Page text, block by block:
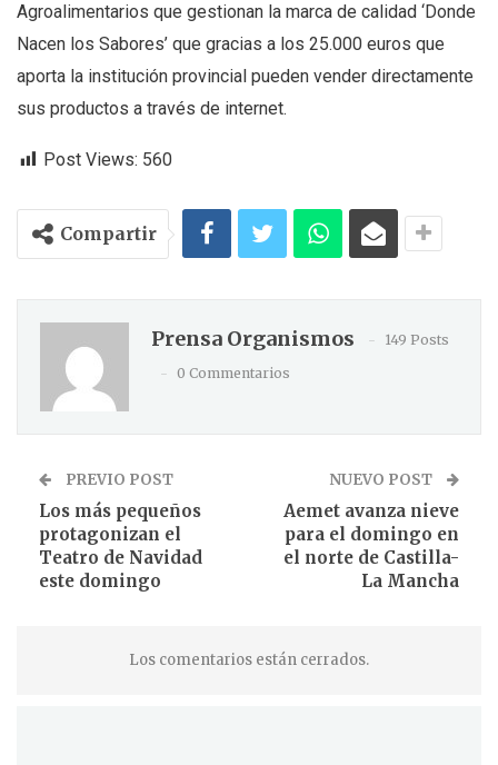
Agroalimentarios que gestionan la marca de calidad ‘Donde
Nacen los Sabores’ que gracias a los 25.000 euros que
aporta la institución provincial pueden vender directamente
sus productos a través de internet.
Post Views: 560
Compartir
Prensa Organismos
149 Posts
0 Commentarios
PREVIO POST
Los más pequeños
protagonizan el
Teatro de Navidad
este domingo
NUEVO POST
Aemet avanza nieve
para el domingo en
el norte de Castilla-
La Mancha
Los comentarios están cerrados.